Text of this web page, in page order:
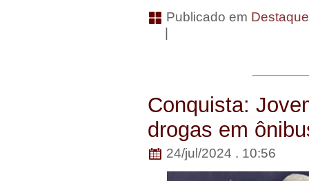
Publicado em
|
Conquista:
drogas em
24/jul/2024 . 10:56